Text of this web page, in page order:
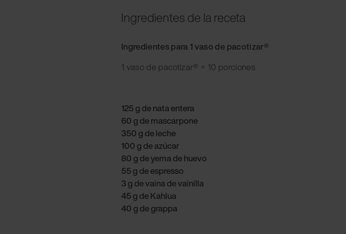
Ingredientes de la receta
Ingredientes para 1 vaso de pacotizar®
1 vaso de pacotizar® = 10 porciones
125 g de nata entera
60 g de mascarpone
350 g de leche
100 g de azúcar
80 g de yema de huevo
55 g de espresso
3 g de vaina de vainilla
45 g de Kahlua
40 g de grappa